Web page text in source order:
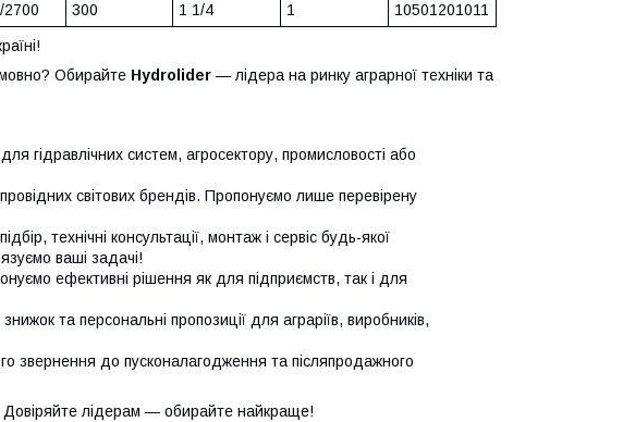
2700 300 1 1/4 1 10501201011
Обирайте Hydrolider — лідера на ринку аграрної техніки та
гідравлічних систем, агросектору, промисловості або
світових брендів. Пропонуємо лише перевірену
технічні консультації, монтаж і сервіс будь-якої
ваші задачі!
ефективні рішення як для підприємств, так і для
та персональні пропозиції для аграріїв, виробників,
звернення до пусконалагодження та післяпродажного
Довіряйте лідерам — обирайте найкраще!